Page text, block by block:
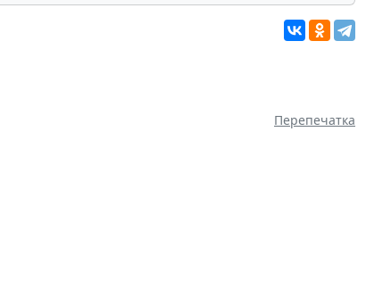
Перепечатка